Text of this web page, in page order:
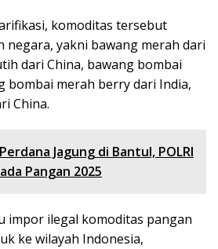
komoditas tersebut
negara, yakni bawang merah dari
dari China, bawang bombai
bombai merah berry dari India,
China.
Jagung di Bantul, POLRI
Pangan 2025
impor ilegal komoditas pangan
ke wilayah Indonesia,